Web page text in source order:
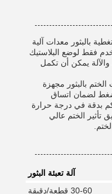
بالبثور معدات آلية
فقط لوضع البلاستيك
يمكن أن تكمل
بالبثور مجهزة
لضمان اتساق
بدقة في درجة حرارة
الختم عالي
آلة تعبئة البثور
30-60 قطعة/دقيقة